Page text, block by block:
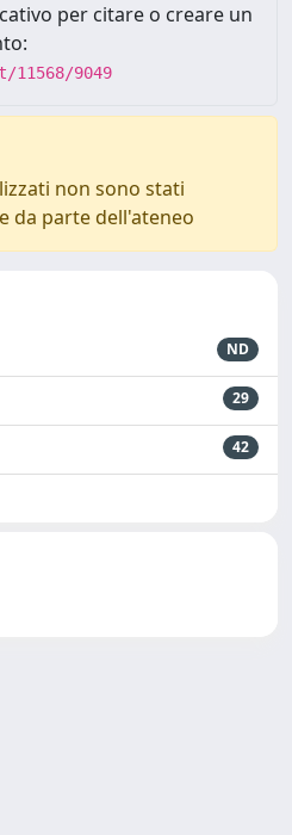
per citare o creare un
9049
non sono stati
da parte dell'ateneo
ND
29
42